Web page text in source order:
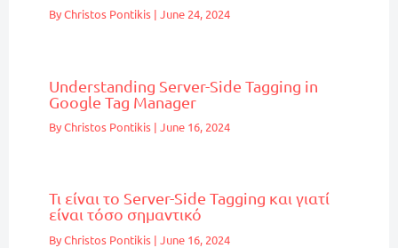
ByChristos Pontikis |June 24, 2024
Understanding Server-Side Tagging in
Google Tag Manager
ByChristos Pontikis |June 16, 2024
Τι είναι το Server-Side Tagging και γιατί
είναι τόσο σημαντικό
ByChristos Pontikis |June 16, 2024